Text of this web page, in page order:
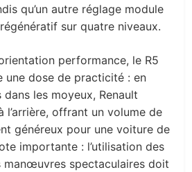
qu’un autre réglage module
sur quatre niveaux.
performance, le R5
une dose de practicité : en
les moyeux, Renault
l’arrière, offrant un volume de
généreux pour une voiture de
importante : l’utilisation des
spectaculaires doit